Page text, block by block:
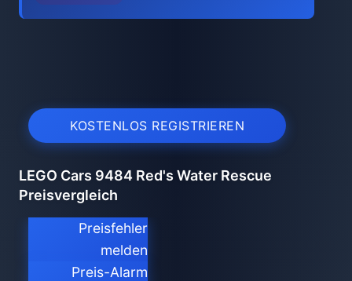
KOSTENLOS REGISTRIEREN
LEGO Cars 9484 Red's Water Rescue
Preisvergleich
Preisfehler
melden
Preis-Alarm